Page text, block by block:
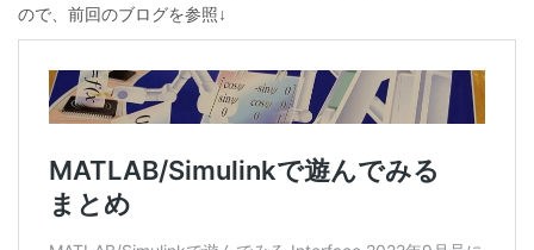
ので、前回のブログを参照↓